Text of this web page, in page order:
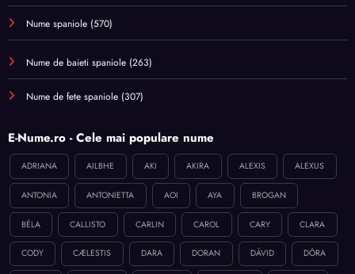
Nume spaniole (570)
Nume de baieti spaniole (263)
Nume de fete spaniole (307)
E-Nume.ro - Cele mai populare nume
ADRIANA AILBHE AKI AKIRA ALEXIS ALEXUS
ANTONIA ANTONIETTA AOI AYA BROGAN
BÉLA CALLISTO CARLIN CAROL CARY CLARA
CODY CÆLESTIS DARA DORAN DÁVID DÓRA